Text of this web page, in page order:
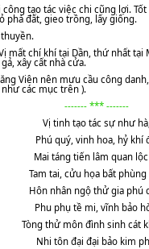
công tạo tác việc chi cũng lợi.
phá đất, gieo trồng, lấy giống.
mất chí khí tại Dần, thứ nhất tại
xây cất nhà cửa.
Viên nên mưu cầu công
các mục trên ).
------- *** -------
Vị tinh tạo tác sự như
Phú quý, vinh hoa, hỷ khí
Mai táng tiến lâm quan
Tam tai, cửu họa bất phùng
Hôn nhân ngộ thử gia phú
Phu phụ tề mi, vĩnh bảo
Tòng thử môn đình sinh cát
Nhi tôn đại đại bảo kim